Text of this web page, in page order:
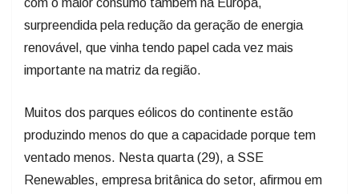
com o maior consumo também na Europa,
surpreendida pela redução da geração de energia
renovável, que vinha tendo papel cada vez mais
importante na matriz da região.
Muitos dos parques eólicos do continente estão
produzindo menos do que a capacidade porque tem
ventado menos. Nesta quarta (29), a SSE
Renewables, empresa britânica do setor, afirmou em